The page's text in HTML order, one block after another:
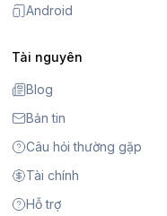
Android
Tài nguyên
Blog
Bản tin
Câu hỏi thường gặp
Tài chính
Hỗ trợ